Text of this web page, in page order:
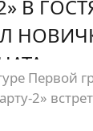
В
Первой
2»